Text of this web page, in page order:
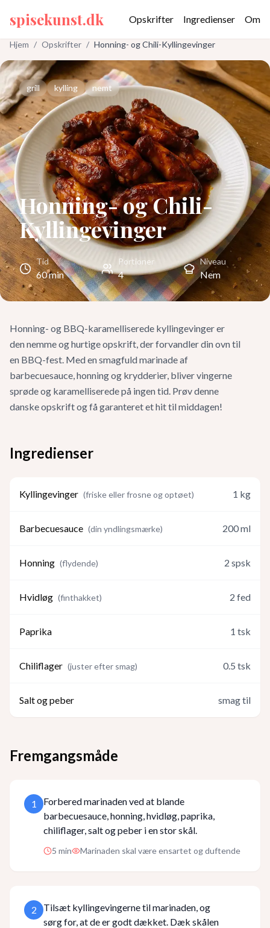
spisekunst.dk Opskrifter Ingredienser Om
Hjem / Opskrifter / Honning- og Chili-Kyllingevinger
grill kylling nemt
Honning- og Chili-
Kyllingevinger
Tid
60min
Portioner
4
Niveau
Nem
Honning- og BBQ-karamelliserede kyllingevinger er
den nemme og hurtige opskrift, der forvandler din ovn til
en BBQ-fest. Med en smagfuld marinade af
barbecuesauce, honning og krydderier, bliver vingerne
sprøde og karamelliserede på ingen tid. Prøv denne
danske opskrift og få garanteret et hit til middagen!
Ingredienser
Kyllingevinger (friske eller frosne og optøet) 1 kg
Barbecuesauce (din yndlingsmærke) 200ml
Honning (flydende) 2 spsk
Hvidløg (finthakket) 2 fed
Paprika 1 tsk
Chiliflager (juster efter smag) 0.5 tsk
Salt og peber smag til
Fremgangsmåde
1
Forbered marinaden ved at blande
barbecuesauce, honning, hvidløg, paprika,
chiliflager, salt og peber i en stor skål.
5 min Marinaden skal være ensartet og duftende
2
Tilsæt kyllingevingerne til marinaden, og
sørg for, at de er godt dækket. Dæk skålen